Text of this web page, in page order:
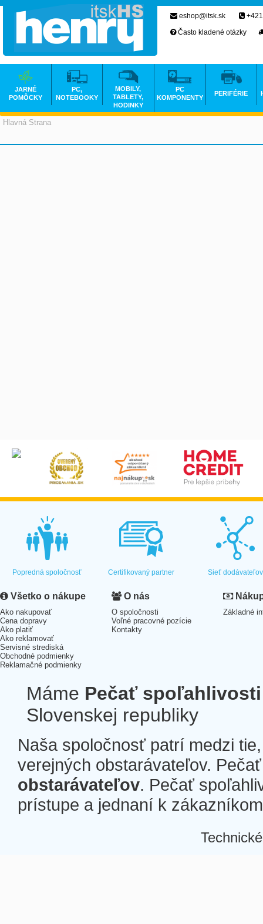
Hlavná Strana
eshop@itsk.sk
Často kladené otázky
JARNÉ
POMÔCKY
PC,
NOTEBOOKY
MOBILY,
TABLETY,
HODINKY
PC
KOMPONENTY
PERIFÉRIE
Popredná spoločnosť Certifikovaný partner Sieť dodávateľov
Všetko o nákupe
Ako nakupovať
Cena dopravy
Ako platiť
Ako reklamovať
Servisné strediská
Obchodné podmienky
Reklamačné podmienky
O nás
O spoločnosti
Voľné pracovné pozície
Kontakty
Základné
Máme Pečať spoľahlivosti
Slovenskej republiky
Naša spoločnosť patrí medzi
verejných obstarávateľov.
obstarávateľov. Pečať
prístupe a jednaní k